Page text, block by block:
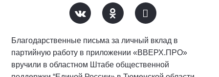
Благодарственные письма за личный вклад в
партийную работу в приложении «ВВЕРХ.ПРО»
вручили в областном Штабе общественной